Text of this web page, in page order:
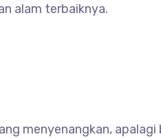
alam terbaiknya.
menyenangkan,